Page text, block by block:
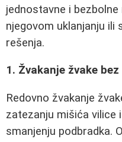
jednostavne i
njegovom uklanjanju ili
rešenja.
1. Žvakanje žvake bez
Redovno žvakanje
zatezanju mišića vilice
smanjenju podbradka.